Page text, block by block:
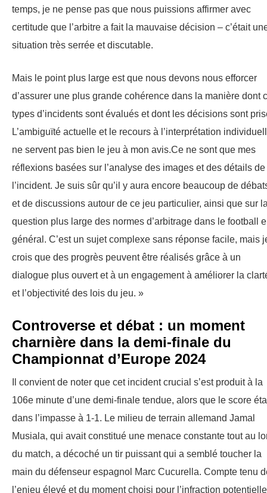
temps, je ne pense pas que nous puissions affirmer avec
certitude que l’arbitre a fait la mauvaise décision – c’était
situation très serrée et discutable.
Mais le point plus large est que nous devons nous efforcer
d’assurer une plus grande cohérence dans la manière dont
types d’incidents sont évalués et dont les décisions sont
L’ambiguïté actuelle et le recours à l’interprétation
ne servent pas bien le jeu à mon avis.Ce ne sont que mes
réflexions basées sur l’analyse des images et des détails de
l’incident. Je suis sûr qu’il y aura encore beaucoup de
et de discussions autour de ce jeu particulier, ainsi que sur
question plus large des normes d’arbitrage dans le football
général. C’est un sujet complexe sans réponse facile, mais
crois que des progrès peuvent être réalisés grâce à un
dialogue plus ouvert et à un engagement à améliorer la
et l’objectivité des lois du jeu. »
Controverse et débat : un moment
charnière dans la demi-finale du
Championnat d’Europe 2024
Il convient de noter que cet incident crucial s’est produit à la
106e minute d’une demi-finale tendue, alors que le score
dans l’impasse à 1-1. Le milieu de terrain allemand Jamal
Musiala, qui avait constitué une menace constante tout au
du match, a décoché un tir puissant qui a semblé toucher la
main du défenseur espagnol Marc Cucurella. Compte tenu
l’enjeu élevé et du moment choisi pour l’infraction